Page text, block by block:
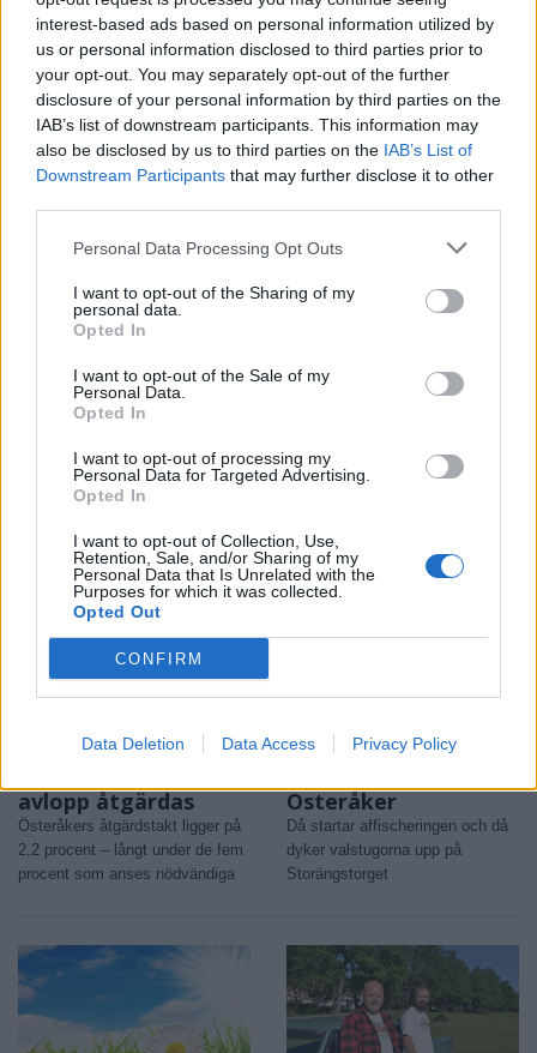
interest-based ads based on personal information utilized by
us or personal information disclosed to third parties prior to
your opt-out. You may separately opt-out of the further
disclosure of your personal information by third parties on the
IAB’s list of downstream participants. This information may
also be disclosed by us to third parties on the IAB’s List of
Downstream Participants that may further disclose it to other
Personal Data Processing Opt Outs
I want to opt-out of the Sharing of my
personal data.
Opted In
I want to opt-out of the Sale of my
Personal Data.
Opted In
I want to opt-out of processing my
Personal Data for Targeted Advertising.
Opted In
I want to opt-out of Collection, Use,
Retention, Sale, and/or Sharing of my
Personal Data that Is Unrelated with the
Purposes for which it was collected.
Opted Out
CONFIRM
Data Deletion Data Access Privacy Policy
Efter en stark avslutning på
vårsäsongen lämnade Österåker
United det akuta bottenträsket
NYHETER 2026-07-30 KL. 12:03
Kvinnojouren
stänger skyddat
boende
Österåker lägga ner sitt
skyddade boende – men jouren
Så minskar lokala
aktörer matsvinnet
To Go – och flera i Österåker gör
NYHETER 2026-07-30 KL. 12:03
avlopp åtgärdas
Österåkers åtgärdstakt ligger på
2,2 procent – långt under de fem
procent som anses nödvändiga
NYHETER 2026-07-30 KL. 12:03
Österåker
Då startar affischeringen och då
dyker valstugorna upp på
Storängstorget